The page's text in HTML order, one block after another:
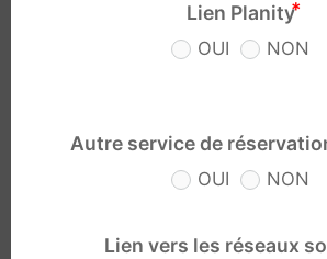
Lien Planity
OUI NON
Autre service de
OUI NON
Lien vers les réseaux